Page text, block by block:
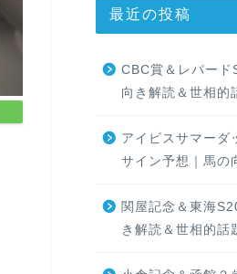
最近の投稿
CBC賞＆レパー
向き解読＆世相的
アイビスサマーダ
サイン予想｜馬の
関屋記念＆東海
き解読＆世相的話